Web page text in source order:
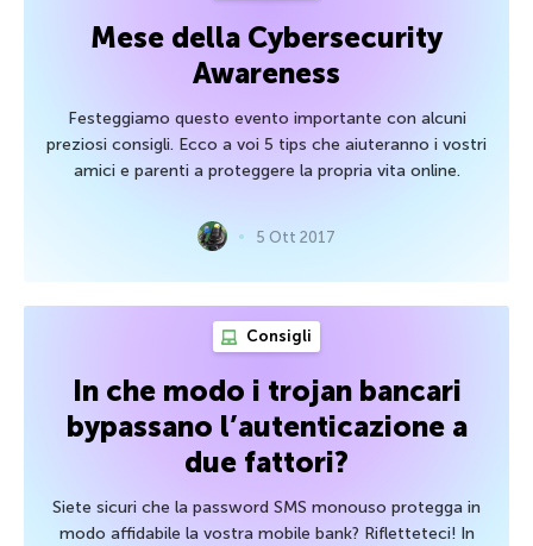
Mese della Cybersecurity
Awareness
Festeggiamo questo evento importante con alcuni
preziosi consigli. Ecco a voi 5 tips che aiuteranno i vostri
amici e parenti a proteggere la propria vita online.
5 Ott 2017
Consigli
In che modo i trojan bancari
bypassano l’autenticazione a
due fattori?
Siete sicuri che la password SMS monouso protegga in
modo affidabile la vostra mobile bank? Rifletteteci! In